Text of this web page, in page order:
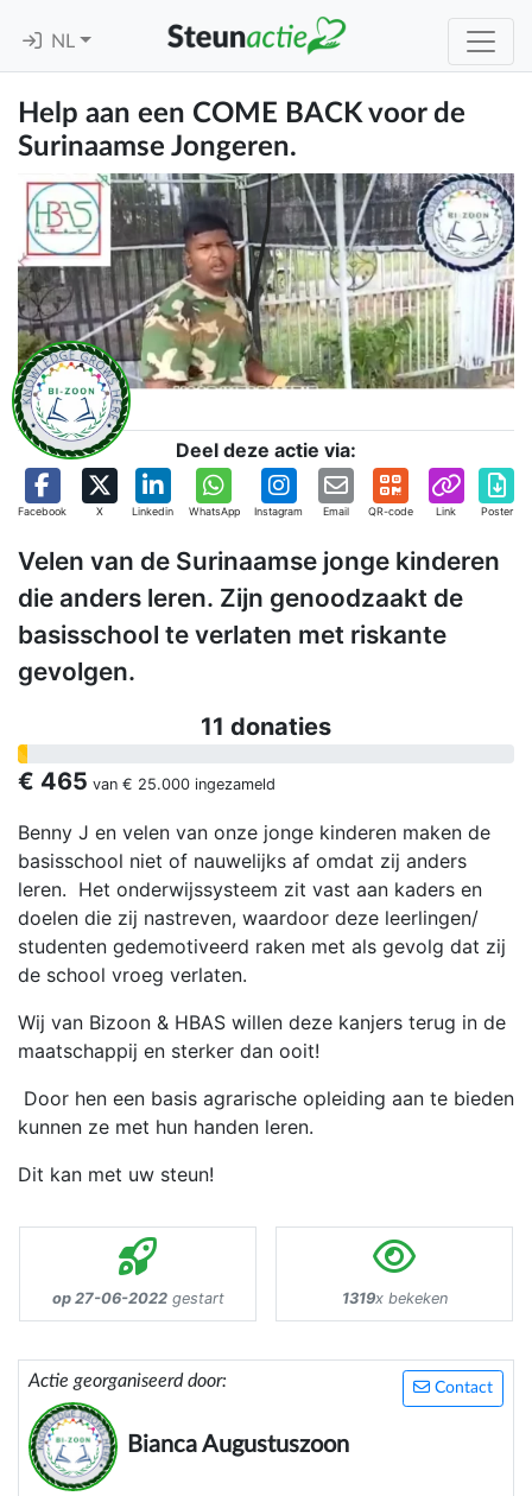
NL
Help aan een COME BACK voor de
Surinaamse Jongeren.
Deel deze actie via:
Facebook X Linkedin WhatsApp Instagram Email QR-code Link Poster
Velen van de Surinaamse jonge kinderen
die anders leren. Zijn genoodzaakt de
basisschool te verlaten met riskante
gevolgen.
11 donaties
€ 465 van € 25.000 ingezameld
Benny J en velen van onze jonge kinderen maken de
basisschool niet of nauwelijks af omdat zij anders
leren. Het onderwijssysteem zit vast aan kaders en
doelen die zij nastreven, waardoor deze leerlingen/
studenten gedemotiveerd raken met als gevolg dat zij
de school vroeg verlaten.
Wij van Bizoon & HBAS willen deze kanjers terug in de
maatschappij en sterker dan ooit!
Door hen een basis agrarische opleiding aan te bieden
kunnen ze met hun handen leren.
Dit kan met uw steun!
op 27-06-2022gestart 1319x bekeken
Contact
Actie georganiseerd door:
Bianca Augustuszoon